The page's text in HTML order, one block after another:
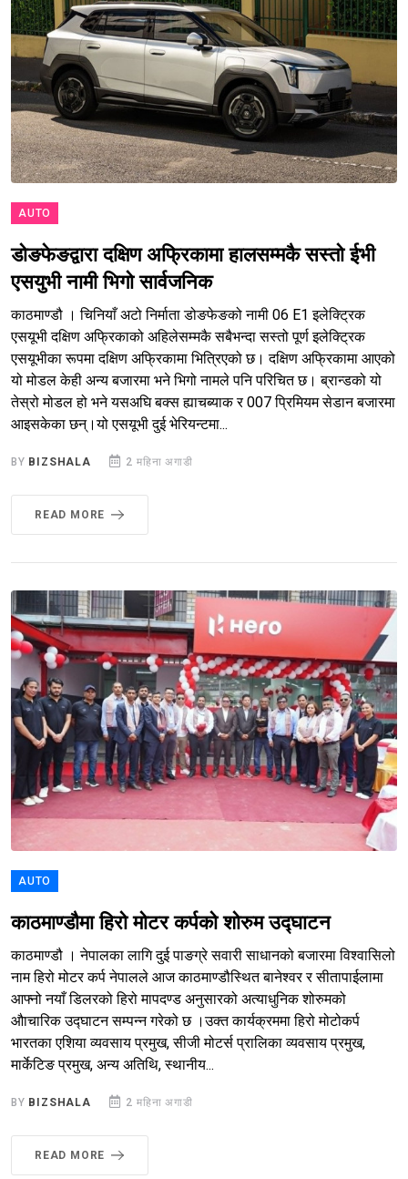
AUTO
डोङफेङद्वारा दक्षिण अफ्रिकामा हालसम्मकै सस्तो ईभी
एसयुभी नामी भिगो सार्वजनिक
काठमाण्डौ । चिनियाँ अटो निर्माता डोङफेङको नामी 06 E1 इलेक्ट्रिक
एसयूभी दक्षिण अफ्रिकाको अहिलेसम्मकै सबैभन्दा सस्तो पूर्ण इलेक्ट्रिक
एसयूभीका रूपमा दक्षिण अफ्रिकामा भित्रिएको छ। दक्षिण अफ्रिकामा आएको
यो मोडल केही अन्य बजारमा भने भिगो नामले पनि परिचित छ। ब्रान्डको यो
तेस्रो मोडल हो भने यसअघि बक्स ह्याचब्याक र 007 प्रिमियम सेडान बजारमा
आइसकेका छन्।यो एसयूभी दुई भेरियन्टमा...
BY BIZSHALA 2 महिना अगाडी
READ MORE
AUTO
काठमाण्डौमा हिरो मोटर कर्पको शोरुम उद्घाटन
काठमाण्डौ । नेपालका लागि दुई पाङग्रे सवारी साधानको बजारमा विश्वासिलो
नाम हिरो मोटर कर्प नेपालले आज काठमाण्डौस्थित बानेश्वर र सीतापाईलामा
आफ्नो नयाँ डिलरको हिरो मापदण्ड अनुसारको अत्याधुनिक शोरुमको
औाचारिक उद्घाटन सम्पन्न गरेको छ ।उक्त कार्यक्रममा हिरो मोटोकर्प
भारतका एशिया व्यवसाय प्रमुख, सीजी मोटर्स प्रालिका व्यवसाय प्रमुख,
मार्केटिङ प्रमुख, अन्य अतिथि, स्थानीय...
BY BIZSHALA 2 महिना अगाडी
READ MORE